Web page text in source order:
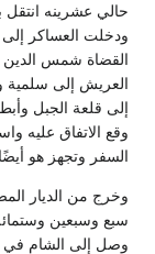
حالي عشرينه انتقل
ودخلت العساكر
القضاة شمس الدين
العريش إلى سلمية
إلى قلعة الجبل
وقع الاتفاق عليه
السفر وتجهز هو
وخرج من الديار
سبع وسبعين
وصل إلى الشام